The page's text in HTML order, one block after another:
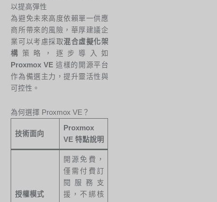
以提高彈性
為避免未來高度依賴單一供應
商所帶來的風險，華厚建議企
業可以考慮採取混合虛擬化架
構 策略，逐步導入如
Proxmox VE 這樣的開源平台
作為備選主力，提升靈活性與
可控性。
為何選擇 Proxmox VE？
技術面向
Proxmox
VE 特點說明
授權模式
開源免費，
僅需付費訂
閱服務支
援，不綁核